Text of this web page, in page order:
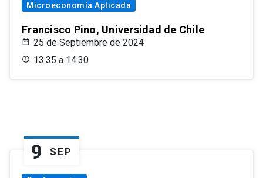
Microeconomía Aplicada
Francisco Pino, Universidad de Chile
25 de Septiembre de 2024
13:35 a 14:30
9 SEP